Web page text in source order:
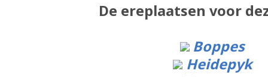
De ereplaatsen voor
Boppes
Heidepyk